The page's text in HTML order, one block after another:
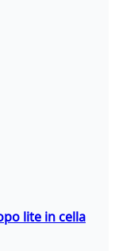
lite in cella